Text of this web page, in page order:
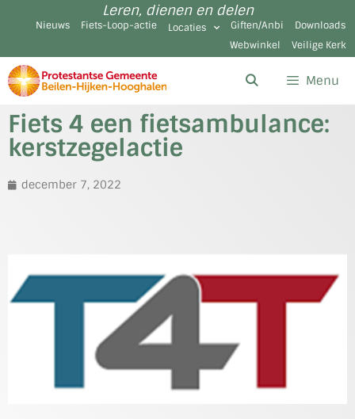
Leren, dienen en delen
Nieuws Fiets-Loop-actie Locaties Giften/Anbi
Downloads
Webwinkel
Veilige Kerk
Menu
Fiets 4 een fietsambulance:
kerstzegelactie
december 7, 2022